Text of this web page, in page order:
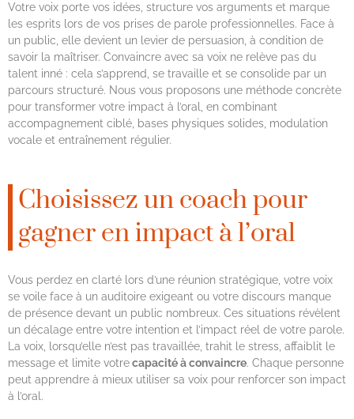
Votre voix porte vos idées, structure vos arguments et marque
les esprits lors de vos prises de parole professionnelles. Face à
un public, elle devient un levier de persuasion, à condition de
savoir la maîtriser. Convaincre avec sa voix ne relève pas du
talent inné : cela s’apprend, se travaille et se consolide par un
parcours structuré. Nous vous proposons une méthode concrète
pour transformer votre impact à l’oral, en combinant
accompagnement ciblé, bases physiques solides, modulation
vocale et entraînement régulier.
Choisissez un coach pour
gagner en impact à l’oral
Vous perdez en clarté lors d’une réunion stratégique, votre voix
se voile face à un auditoire exigeant ou votre discours manque
de présence devant un public nombreux. Ces situations révèlent
un décalage entre votre intention et l’impact réel de votre parole.
La voix, lorsqu’elle n’est pas travaillée, trahit le stress, affaiblit le
message et limite votrecapacité à convaincre. Chaque personne
peut apprendre à mieux utiliser sa voix pour renforcer son impact
à l’oral.